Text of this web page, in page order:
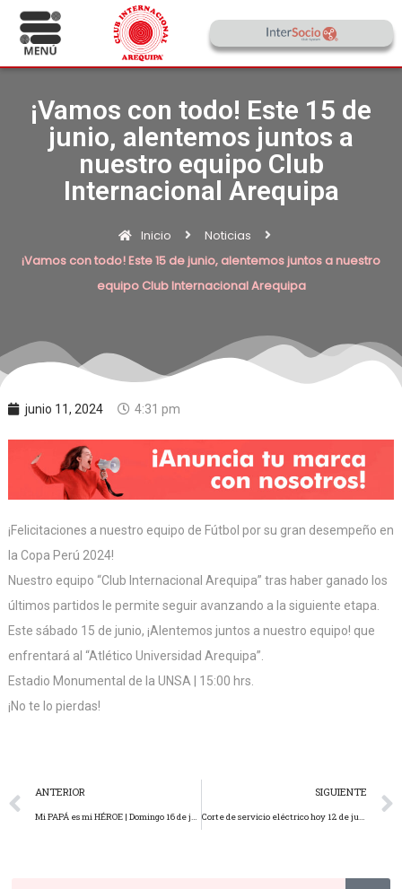
¡Vamos con todo! Este 15 de
junio, alentemos juntos a
nuestro equipo Club
Internacional Arequipa
Inicio
Noticias
¡Vamos con todo! Este 15 de junio, alentemos juntos a nuestro
equipo Club Internacional Arequipa
junio 11, 2024 4:31 pm
¡Felicitaciones a nuestro equipo de Fútbol por su gran desempeño en
la Copa Perú 2024!
Nuestro equipo “Club Internacional Arequipa” tras haber ganado los
últimos partidos le permite seguir avanzando a la siguiente etapa.
Este sábado 15 de junio, ¡Alentemos juntos a nuestro equipo! que
enfrentará al “Atlético Universidad Arequipa”.
Estadio Monumental de la UNSA | 15:00 hrs.
¡No te lo pierdas!
ANTERIOR
Mi PAPÁ es mi HÉROE | Domingo 16 de junio
SIGUIENTE
Corte de servicio eléctrico hoy 12 de junio de 2024 de 12:00 a 14:00 horas.